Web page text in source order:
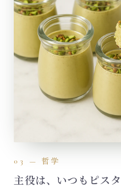
03 — 哲学
主役は、いつもピスタ